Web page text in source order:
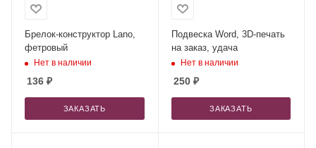
Брелок-конструктор Lano,
фетровый
Нет в наличии
136 ₽
ЗАКАЗАТЬ
Подвеска Word, 3D-печать
на заказ, удача
Нет в наличии
250₽
ЗАКАЗАТЬ